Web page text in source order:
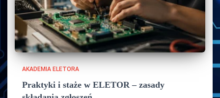
AKADEMIA ELETORA
Praktyki i staże w ELETOR – zasady